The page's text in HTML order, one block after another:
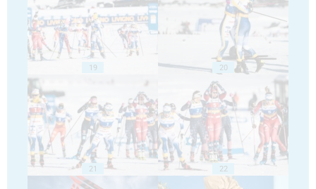
19 20
21 22